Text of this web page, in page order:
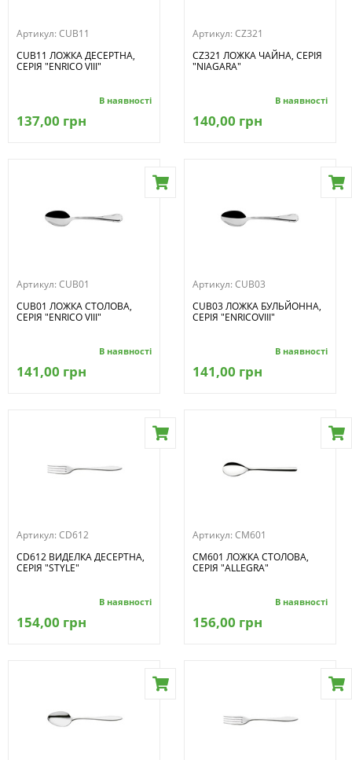
Артикул: CUB11
CUB11 ЛОЖКА ДЕСЕРТНА,
СЕРІЯ "ENRICO VIII"
В наявності
137,00 грн
Артикул: CZ321
CZ321 ЛОЖКА ЧАЙНА, СЕРІЯ
"NIAGARA"
В наявності
140,00 грн
Артикул: CUB01
CUB01 ЛОЖКА СТОЛОВА,
СЕРІЯ "ENRICO VIII"
В наявності
141,00 грн
Артикул: CUB03
CUB03 ЛОЖКА БУЛЬЙОННА,
СЕРІЯ "ENRICOVIII"
В наявності
141,00 грн
Артикул: CD612
CD612 ВИДЕЛКА ДЕСЕРТНА,
СЕРІЯ "STYLE"
В наявності
154,00 грн
Артикул: CM601
CM601 ЛОЖКА СТОЛОВА,
СЕРІЯ "ALLEGRA"
В наявності
156,00 грн